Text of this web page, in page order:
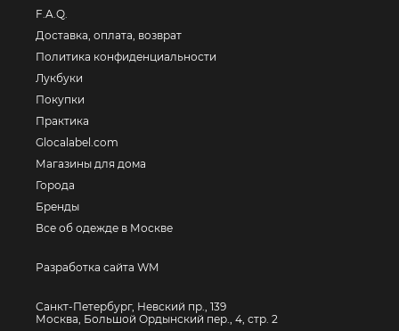
F.A.Q.
Доставка, оплата, возврат
Политика конфиденциальности
Лукбуки
Покупки
Практика
Glocalabel.com
Магазины для дома
Города
Бренды
Все об одежде в Москве
Разработка сайта WM
Санкт-Петербург, Невский пр., 139
Москва, Большой Ордынский пер., 4, стр. 2